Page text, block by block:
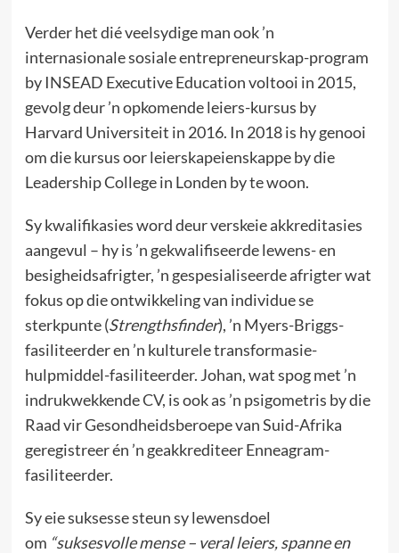
Verder het dié veelsydige man ook ’n
internasionale sosiale entrepreneurskap-program
by INSEAD Executive Education voltooi in 2015,
gevolg deur ’n opkomende leiers-kursus by
Harvard Universiteit in 2016. In 2018 is hy genooi
om die kursus oor leierskapeienskappe by die
Leadership College in Londen by te woon.
Sy kwalifikasies word deur verskeie akkreditasies
aangevul – hy is ’n gekwalifiseerde lewens- en
besigheidsafrigter, ’n gespesialiseerde afrigter wat
fokus op die ontwikkeling van individue se
sterkpunte (Strengthsfinder), ’n Myers-Briggs-
fasiliteerder en ’n kulturele transformasie-
hulpmiddel-fasiliteerder. Johan, wat spog met ’n
indrukwekkendeCV, is ook as ’n psigometris by die
Raad vir Gesondheidsberoepe van Suid-Afrika
geregistreer én ’n geakkrediteer Enneagram-
fasiliteerder.
Sy eie suksesse steun sy lewensdoel
om “suksesvolle mense – veral leiers, spanne en